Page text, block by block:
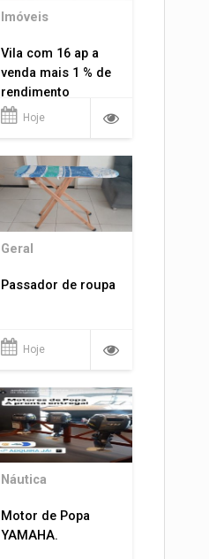
Imóveis
Vila com 16 ap a
venda mais 1 % de
rendimento
Hoje
Geral
Passador de roupa
Hoje
Náutica
Motor de Popa
YAMAHA.